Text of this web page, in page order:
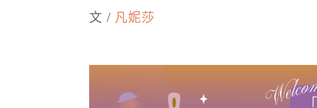
文 / 凡妮莎